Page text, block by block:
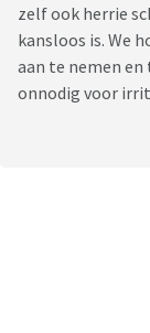
zelf ook herrie
kansloos is. We
aan te nemen en
onnodig voor